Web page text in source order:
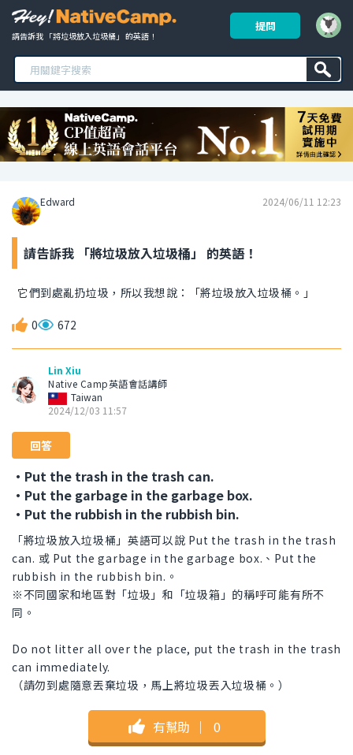
請告訴我 「將垃圾放入垃圾桶」 的英語！
提問
Edward 2024/06/11 12:23
請告訴我 「將垃圾放入垃圾桶」 的英語！
它們到處亂扔垃圾，所以我想說：「將垃圾放入垃圾桶。」
0 672
Lin Xiu
Native Camp英語會話講師
Taiwan
2024/12/03 11:57
回答
・Put the trash in the trash can.
・Put the garbage in the garbage box.
・Put the rubbish in the rubbish bin.
「將垃圾放入垃圾桶」英語可以說 Put the trash in the trash
can. 或 Put the garbage in the garbage box.、Put the
rubbish in the rubbish bin.。
※不同國家和地區對「垃圾」和「垃圾箱」的稱呼可能有所不
同。
Do not litter all over the place, put the trash in the trash
can immediately.
（請勿到處隨意丟棄垃圾，馬上將垃圾丟入垃圾桶。）
有幫助 ｜ 0